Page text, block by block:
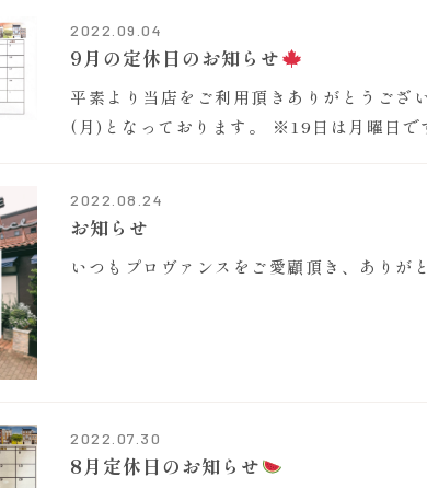
2022.09.04
9月の定休日のお知らせ
平素より当店をご利用頂きありがとうご
(月)となっております。 ※19日は月曜日
2022.08.24
お知らせ
いつもプロヴァンスをご愛顧頂き、ありが
2022.07.30
8月定休日のお知らせ